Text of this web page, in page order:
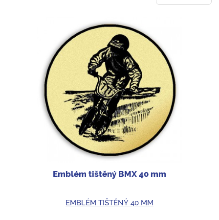
Emblém tištěný BMX 40 mm
EMBLÉM TIŠTĚNÝ 40 MM